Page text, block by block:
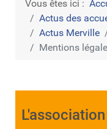
Vous êtes ici :
Actus des
Actus Merville
Mentions
L'association